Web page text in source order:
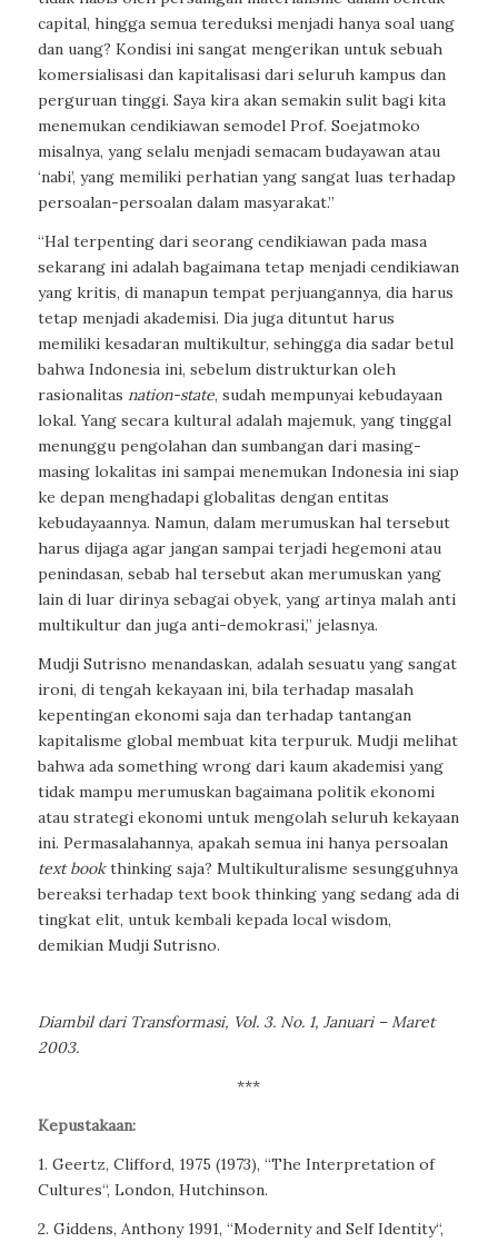
capital, hingga semua tereduksi menjadi hanya soal uang
dan uang? Kondisi ini sangat mengerikan untuk sebuah
komersialisasi dan kapitalisasi dari seluruh kampus dan
perguruan tinggi. Saya kira akan semakin sulit bagi kita
menemukan cendikiawan semodel Prof. Soejatmoko
misalnya, yang selalu menjadi semacam budayawan atau
‘nabi’, yang memiliki perhatian yang sangat luas terhadap
persoalan-persoalan dalam masyarakat.”
“Hal terpenting dari seorang cendikiawan pada masa
sekarang ini adalah bagaimana tetap menjadi cendikiawan
yang kritis, di manapun tempat perjuangannya, dia harus
tetap menjadi akademisi. Dia juga dituntut harus
memiliki kesadaran multikultur, sehingga dia sadar betul
bahwa Indonesia ini, sebelum distrukturkan oleh
rasionalitas nation-state, sudah mempunyai kebudayaan
lokal. Yang secara kultural adalah majemuk, yang tinggal
menunggu pengolahan dan sumbangan dari masing-
masing lokalitas ini sampai menemukan Indonesia ini siap
ke depan menghadapi globalitas dengan entitas
kebudayaannya. Namun, dalam merumuskan hal tersebut
harus dijaga agar jangan sampai terjadi hegemoni atau
penindasan, sebab hal tersebut akan merumuskan yang
lain di luar dirinya sebagai obyek, yang artinya malah anti
multikultur dan juga anti-demokrasi,” jelasnya.
Mudji Sutrisno menandaskan, adalah sesuatu yang sangat
ironi, di tengah kekayaan ini, bila terhadap masalah
kepentingan ekonomi saja dan terhadap tantangan
kapitalisme global membuat kita terpuruk. Mudji melihat
bahwa ada something wrongdari kaum akademisi yang
tidak mampu merumuskan bagaimana politik ekonomi
atau strategi ekonomi untuk mengolah seluruh kekayaan
ini. Permasalahannya, apakah semua ini hanya persoalan
text bookthinkingsaja? Multikulturalisme sesungguhnya
bereaksi terhadap text book thinkingyang sedang ada di
tingkat elit, untuk kembali kepada local wisdom,
demikian Mudji Sutrisno.
Diambil dari Transformasi, Vol. 3. No. 1, Januari – Maret
2003.
***
Kepustakaan:
1. Geertz, Clifford, 1975 (1973), “The Interpretation of
Cultures“, London, Hutchinson.
2. Giddens, Anthony 1991, “Modernity and Self Identity“,